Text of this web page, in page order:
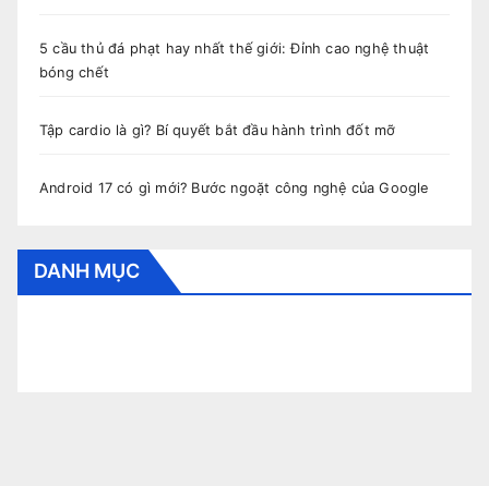
5 cầu thủ đá phạt hay nhất thế giới: Đỉnh cao nghệ thuật
bóng chết
Tập cardio là gì? Bí quyết bắt đầu hành trình đốt mỡ
Android 17 có gì mới? Bước ngoặt công nghệ của Google
DANH MỤC